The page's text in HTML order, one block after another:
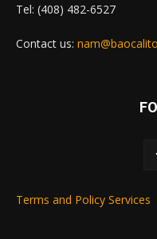
Tel: (408) 482-6527
Contact us:
Terms and Policy Services